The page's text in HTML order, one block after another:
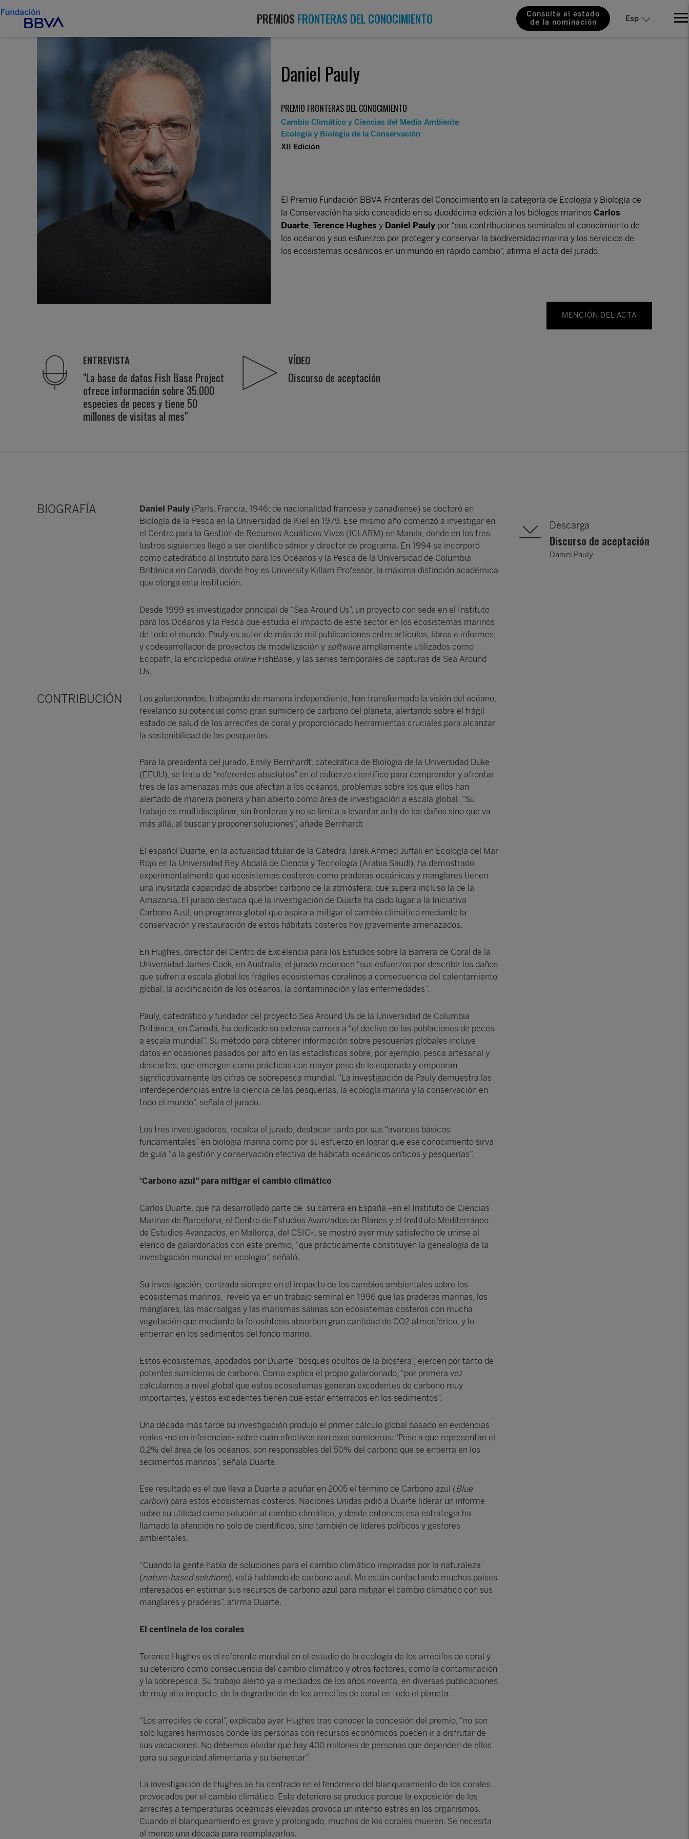
PREMIOS FRONTERAS DEL CONOCIMIENTO
Consulte el estado
de la nominación
Esp
Daniel Pauly
PREMIO FRONTERAS DEL CONOCIMIENTO
Cambio Climático y Ciencias del Medio Ambiente
Ecología y Biología de la Conservación
XII Edición
El Premio Fundación BBVA Fronteras del Conocimiento en la categoría de Ecología y Biología de
la Conservación ha sido concedido en su duodécima edición a los biólogos marinos Carlos
Duarte, Terence Hughes y Daniel Pauly por “sus contribuciones seminales al conocimiento de
los océanos y sus esfuerzos por proteger y conservar la biodiversidad marina y los servicios de
los ecosistemas oceánicos en un mundo en rápido cambio”, afirma el acta del jurado.
MENCIÓN DEL ACTA
ENTREVISTA
"La base de datos Fish Base Project
ofrece información sobre 35.000
especies de peces y tiene 50
millones de visitas al mes"
VÍDEO
Discurso de aceptación
BIOGRAFÍA
Descarga
Discurso de aceptación
Daniel Pauly
Daniel Pauly (París, Francia, 1946; de nacionalidad francesa y canadiense) se doctoró en
Biología de la Pesca en la Universidad de Kiel en 1979. Ese mismo año comenzó a investigar en
el Centro para la Gestión de Recursos Acuáticos Vivos (ICLARM) en Manila, donde en los tres
lustros siguientes llegó a ser científico sénior y director de programa. En 1994 se incorporó
como catedrático al Instituto para los Océanos y la Pesca de la Universidad de Columbia
Británica en Canadá, donde hoy es University Killam Professor, la máxima distinción académica
que otorga esta institución.
Desde 1999 es investigador principal de “Sea Around Us”, un proyecto con sede en el Instituto
para los Océanos y la Pesca que estudia el impacto de este sector en los ecosistemas marinos
de todo el mundo. Pauly es autor de más de mil publicaciones entre artículos, libros e informes;
y codesarrollador de proyectos de modelización y software ampliamente utilizados como
Ecopath, la enciclopedia online FishBase, y las series temporales de capturas de Sea Around
Us.
CONTRIBUCIÓN
Los galardonados, trabajando de manera independiente, han transformado la visión del océano,
revelando su potencial como gran sumidero de carbono del planeta, alertando sobre el frágil
estado de salud de los arrecifes de coral y proporcionado herramientas cruciales para alcanzar
la sostenibilidad de las pesquerías.
Para la presidenta del jurado, Emily Bernhardt, catedrática de Biología de la Universidad Duke
(EEUU), se trata de “referentes absolutos” en el esfuerzo científico para comprender y afrontar
tres de las amenazas más que afectan a los océanos, problemas sobre los que ellos han
alertado de manera pionera y han abierto como área de investigación a escala global. “Su
trabajo es multidisciplinar, sin fronteras y no se limita a levantar acta de los daños sino que va
más allá, al buscar y proponer soluciones”, añade Bernhardt
El español Duarte, en la actualidad titular de la Cátedra Tarek Ahmed Juffali en Ecología del Mar
Rojo en la Universidad Rey Abdalá de Ciencia y Tecnología (Arabia Saudí), ha demostrado
experimentalmente que ecosistemas costeros como praderas oceánicas y manglares tienen
una inusitada capacidad de absorber carbono de la atmósfera, que supera incluso la de la
Amazonia. El jurado destaca que la investigación de Duarte ha dado lugar a la Iniciativa
Carbono Azul , un programa global que aspira a mitigar el cambio climático mediante la
conservación y restauración de estos hábitats costeros hoy gravemente amenazados.
En Hughes, director del Centro de Excelencia para los Estudios sobre la Barrera de Coral de la
Universidad James Cook, en Australia, el jurado reconoce “sus esfuerzos por describir los daños
que sufren a escala global los frágiles ecosistemas coralinos a consecuencia del calentamiento
global, la acidificación de los océanos, la contaminación y las enfermedades”.
Pauly, catedrático y fundador del proyecto Sea Around Us de la Universidad de Columbia
Británica, en Canadá, ha dedicado su extensa carrera a “el declive de las poblaciones de peces
a escala mundial”. Su método para obtener información sobre pesquerías globales incluye
datos en ocasiones pasados por alto en las estadísticas sobre, por ejemplo, pesca artesanal y
descartes, que emergen como prácticas con mayor peso de lo esperado y empeoran
significativamente las cifras de sobrepesca mundial. “La investigación de Pauly demuestra las
interdependencias entre la ciencia de las pesquerías, la ecología marina y la conservación en
todo el mundo”, señala el jurado.
Los tres investigadores, recalca el jurado, destacan tanto por sus “avances básicos
fundamentales” en biología marina como por su esfuerzo en lograr que ese conocimiento sirva
de guía “a la gestión y conservación efectiva de hábitats oceánicos críticos y pesquerías”.
‘Carbono azul” para mitigar el cambio climático
Carlos Duarte, que ha desarrollado parte de su carrera en España –en el Instituto de Ciencias
Marinas de Barcelona, el Centro de Estudios Avanzados de Blanes y el Instituto Mediterráneo
de Estudios Avanzados, en Mallorca, del CSIC–, se mostró ayer muy satisfecho de unirse al
elenco de galardonados con este premio, “que prácticamente constituyen la genealogía de la
investigación mundial en ecología”, señaló.
Su investigación, centrada siempre en el impacto de los cambios ambientales sobre los
ecosistemas marinos, reveló ya en un trabajo seminal en 1996 que las praderas marinas, los
manglares, las macroalgas y las marismas salinas son ecosistemas costeros con mucha
vegetación que mediante la fotosíntesis absorben gran cantidad de CO2 atmosférico, y lo
entierran en los sedimentos del fondo marino.
Estos ecosistemas, apodados por Duarte “bosques ocultos de la biosfera”, ejercen por tanto de
potentes sumideros de carbono. Como explica el propio galardonado, “por primera vez
calculamos a nivel global que estos ecosistemas generan excedentes de carbono muy
importantes, y estos excedentes tienen que estar enterrados en los sedimentos”.
Una década más tarde su investigación produjo el primer cálculo global basado en evidencias
reales -no en inferencias- sobre cuán efectivos son esos sumideros: “Pese a que representan el
0,2% del área de los océanos, son responsables del 50% del carbono que se entierra en los
sedimentos marinos”, señala Duarte.
Ese resultado es el que lleva a Duarte a acuñar en 2005 el término de Carbono azul (Blue
carbon) para estos ecosistemas costeros. Naciones Unidas pidió a Duarte liderar un informe
sobre su utilidad como solución al cambio climático, y desde entonces esa estrategia ha
llamado la atención no solo de científicos, sino también de líderes políticos y gestores
ambientales.
“Cuando la gente habla de soluciones para el cambio climático inspiradas por la naturaleza
(nature-based solutions), está hablando de carbono azul. Me están contactando muchos países
interesados en estimar sus recursos de carbono azul para mitigar el cambio climático con sus
manglares y praderas”, afirma Duarte.
El centinela de los corales
Terence Hughes es el referente mundial en el estudio de la ecología de los arrecifes de coral y
su deterioro como consecuencia del cambio climático y otros factores, como la contaminación
y la sobrepesca. Su trabajo alertó ya a mediados de los años noventa, en diversas publicaciones
de muy alto impacto, de la degradación de los arrecifes de coral en todo el planeta.
“Los arrecifes de coral”, explicaba ayer Hughes tras conocer la concesión del premio, “no son
solo lugares hermosos donde las personas con recursos económicos pueden ir a disfrutar de
sus vacaciones. No debemos olvidar que hay 400 millones de personas que dependen de ellos
para su seguridad alimentaria y su bienestar”.
La investigación de Hughes se ha centrado en el fenómeno del blanqueamiento de los corales
provocados por el cambio climático. Este deterioro se produce porque la exposición de los
arrecifes a temperaturas oceánicas elevadas provoca un intenso estrés en los organismos.
Cuando el blanqueamiento es grave y prolongado, muchos de los corales mueren. Se necesita
al menos una década para reemplazarlos.